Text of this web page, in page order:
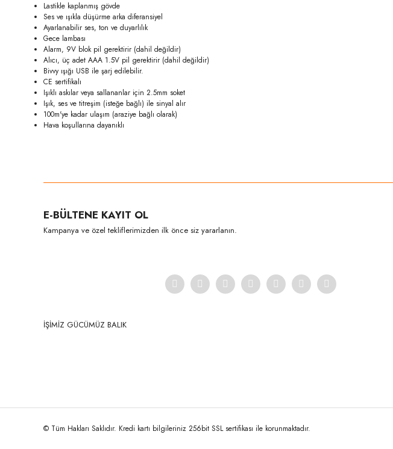
Lastikle kaplanmış gövde
Ses ve ışıkla düşürme arka diferansiyel
Ayarlanabilir ses, ton ve duyarlılık
Gece lambası
Alarm, 9V blok pil gerektirir (dahil değildir)
Alıcı, üç adet AAA 1.5V pil gerektirir (dahil değildir)
Bivvy ışığı USB ile şarj edilebilir.
CE sertifikalı
Işıklı askılar veya sallananlar için 2.5mm soket
Işık, ses ve titreşim (isteğe bağlı) ile sinyal alır
100m'ye kadar ulaşım (araziye bağlı olarak)
Hava koşullarına dayanıklı
Ürün açıklamasında eksik bilgiler bulunuyor.
Ürün bilgilerinde hatalar bulunuyor.
E-BÜLTENE KAYIT OL
Kampanya ve özel tekliflerimizden ilk önce siz yararlanın.
İŞİMİZ GÜCÜMÜZ BALIK
© Tüm Hakları Saklıdır. Kredi kartı bilgileriniz 256bit SSL sertifikası ile korunmaktadır.